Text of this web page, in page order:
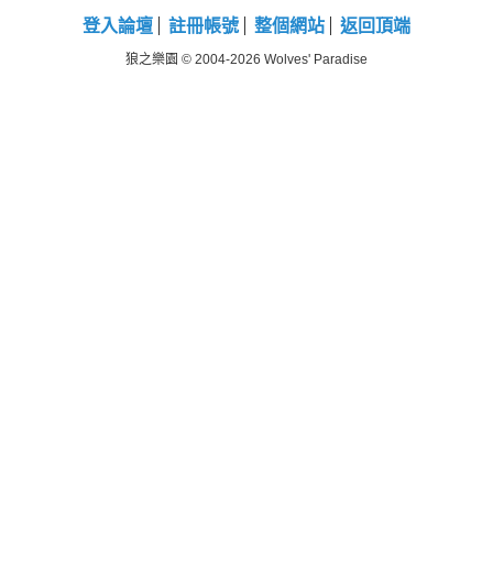
登入論壇 註冊帳號 整個網站 返回頂端
狼之樂園 © 2004-2026 Wolves' Paradise